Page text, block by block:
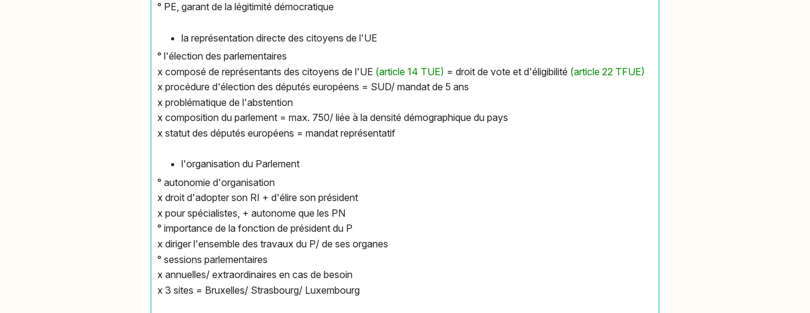
° PE, garant de la légitimité démocratique
la représentation directe des citoyens de l'UE
° l'élection des parlementaires
x composé de représentants des citoyens de l'UE (article 14 TUE) = droit de vote et d'éligibilité (article 22 TFUE)
x procédure d'élection des députés européens = SUD/ mandat de 5 ans
x problématique de l'abstention
x composition du parlement = max. 750/ liée à la densité démographique du pays
x statut des députés européens = mandat représentatif
l'organisation du Parlement
° autonomie d'organisation
x droit d'adopter son RI + d'élire son président
x pour spécialistes, + autonome que les PN
° importance de la fonction de président du P
x diriger l'ensemble des travaux du P/ de ses organes
° sessions parlementaires
x annuelles/ extraordinaires en cas de besoin
x 3 sites = Bruxelles/ Strasbourg/ Luxembourg